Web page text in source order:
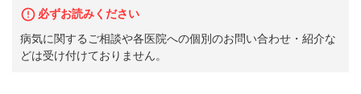
必ずお読みください
病気に関するご相談や各医院への個別のお問い合わせ・紹介な
どは受け付けておりません。